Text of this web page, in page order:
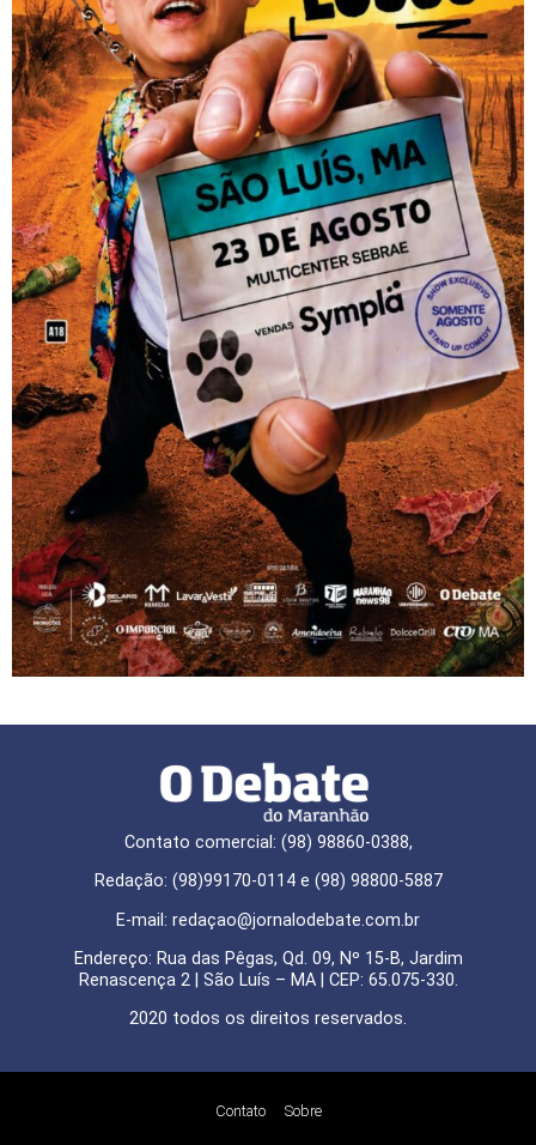
Contato comercial: (98) 98860-0388,
Redação: (98)99170-0114 e (98) 98800-5887
E-mail: redaçao@jornalodebate.com.br
Endereço: Rua das Pêgas, Qd. 09, Nº 15-B, Jardim
Renascença 2 | São Luís – MA | CEP: 65.075-330.
2020 todos os direitos reservados.
Contato Sobre